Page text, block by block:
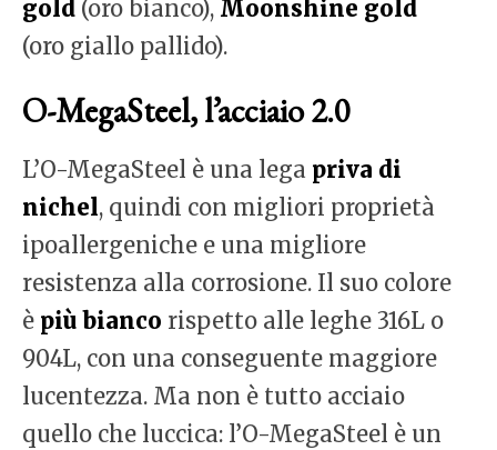
gold (oro bianco), Moonshine gold
(oro giallo pallido).
O-MegaSteel, l’acciaio 2.0
L’O-MegaSteel è una lega priva di
nichel, quindi con migliori proprietà
ipoallergeniche e una migliore
resistenza alla corrosione. Il suo colore
è più bianco rispetto alle leghe 316L o
904L, con una conseguente maggiore
lucentezza. Ma non è tutto acciaio
quello che luccica: l’O-MegaSteel è un